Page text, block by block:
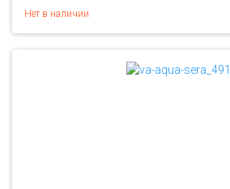
Нет в наличии